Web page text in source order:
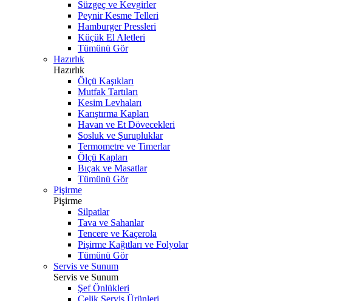
Süzgeç ve Kevgirler
Peynir Kesme Telleri
Hamburger Pressleri
Küçük El Aletleri
Tümünü Gör
Hazırlık
Hazırlık
Ölçü Kaşıkları
Mutfak Tartıları
Kesim Levhaları
Karıştırma Kapları
Havan ve Et Dövecekleri
Sosluk ve Şurupluklar
Termometre ve Timerlar
Ölçü Kapları
Bıçak ve Masatlar
Tümünü Gör
Pişirme
Pişirme
Silpatlar
Tava ve Sahanlar
Tencere ve Kaçerola
Pişirme Kağıtları ve Folyolar
Tümünü Gör
Servis ve Sunum
Servis ve Sunum
Şef Önlükleri
Çelik Servis Ürünleri